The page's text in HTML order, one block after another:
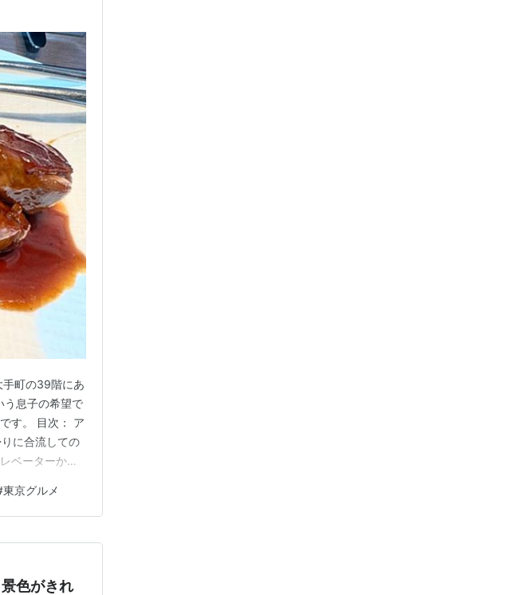
手町の39階にあ
う息子の希望で
す。 目次： ア
に合流しての
ベーターから
ど、気持ちの
東京グルメ
色がきれ